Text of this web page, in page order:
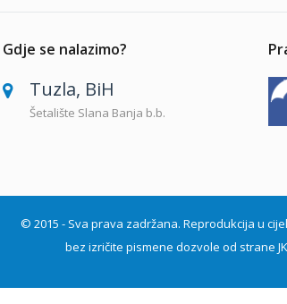
Gdje se nalazimo?
Tuzla, BiH
Šetalište Slana Banja b.b.
© 2015 - Sva prava zadržana. Reprodukcija u
bez izričite pismene dozvole od strane